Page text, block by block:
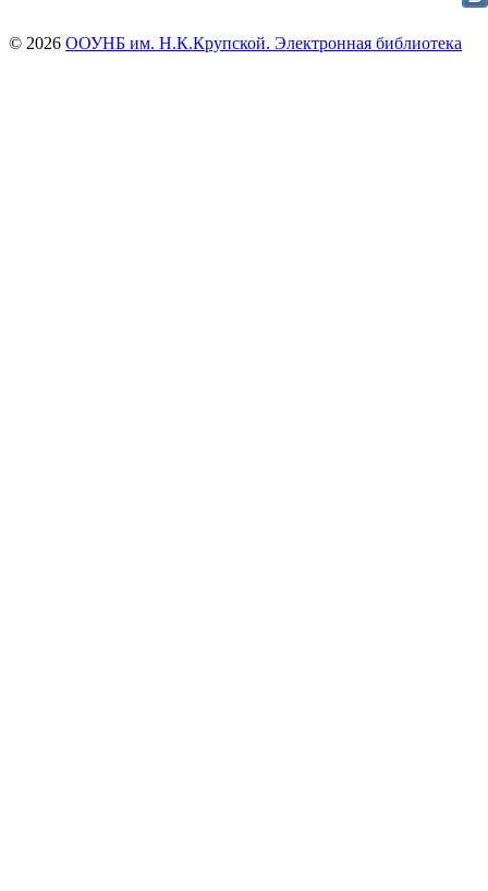
© 2026 ООУНБ им. Н.К.Крупской. Электронная библиотека